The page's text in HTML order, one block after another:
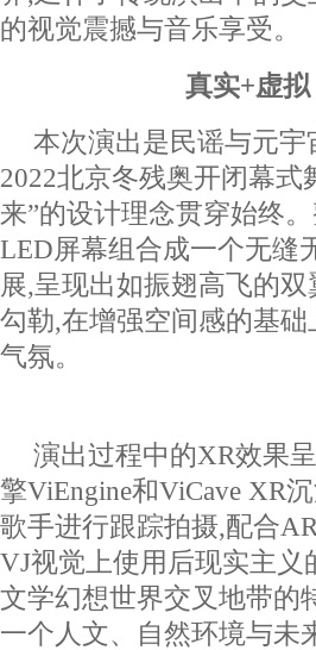
的视觉震撼与音乐享受。
真实+虚拟
本次演出是民谣与元
2022北京冬残奥开闭幕
来”的设计理念贯穿始终
LED屏幕组合成一个无缝
展,呈现出如振翅高飞的
勾勒,在增强空间感的基
气氛。
演出过程中的XR效果
擎ViEngine和ViCave XR
歌手进行跟踪拍摄,配合
VJ视觉上使用后现实主
文学幻想世界交叉地带的
一个人文、自然环境与未